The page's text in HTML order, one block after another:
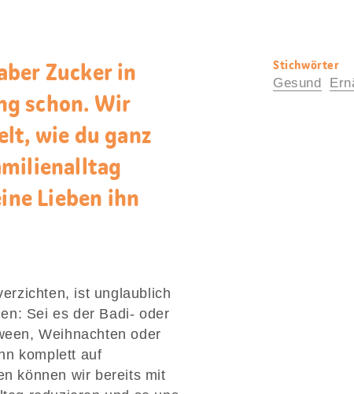
Zucker in
schon. Wir
wie du ganz
Lieben ihn
ist unglaublich
Sei es der Badi- oder
Weihnachten oder
komplett auf
können wir bereits mit
Nützliche
Stichwörter
Gesund